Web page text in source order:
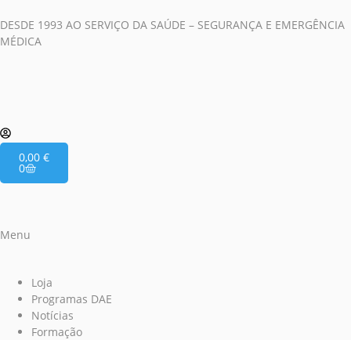
DESDE 1993 AO SERVIÇO DA SAÚDE – SEGURANÇA E EMERGÊNCIA
MÉDICA
0,00 €
0
Menu
Loja
Programas DAE
Notícias
Formação